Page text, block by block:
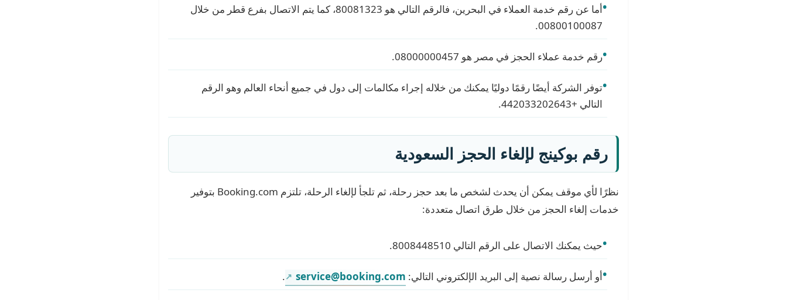
أما عن رقم خدمة العملاء في البحرين، فالرقم التالي هو 80081323، كما يتم الاتصال بفرع قطر من خلال
00800100087.
رقم خدمة عملاء الحجز في مصر هو 08000000457.
توفر الشركة أيضًا رقمًا دوليًا يمكنك من خلاله إجراء مكالمات إلى دول في جميع أنحاء العالم وهو الرقم
التالي +442033202643.
رقم بوكينج لإلغاء الحجز السعودية
نظرًا لأي موقف يمكن أن يحدث لشخص ما بعد حجز رحلة، ثم تلجأ لإلغاء الرحلة، تلتزم Booking.com بتوفير
خدمات إلغاء الحجز من خلال طرق اتصال متعددة:
حيث يمكنك الاتصال على الرقم التالي 8008448510.
أو أرسل رسالة نصية إلى البريد الإلكتروني التالي: service@booking.com
.